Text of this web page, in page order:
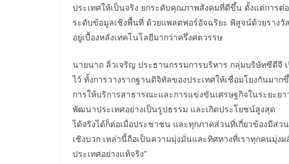
ประเทศให้เป็นจริง ยกระดับคุณภาพสังคมที่ดีขึ้น ตั้งแต่การ
ระดับข้อมูลเชิงพื้นที่ ด้วยแพลตฟอร์อัจฉริยะ พิสูจน์ด้วยราง
อยู่เบื้องหลังเทคโนโลยีมากว่าครึ่งศตวรรษ
นายนาถ ลิ่วเจริญ ประธานกรรมการบริหาร กลุ่มบริษัทซีดีจี
ไว้ ทั้งการวางรากฐานดิจิทัลของประเทศให้เชื่อมโยงกันม
การให้บริการสาธารณะและการแข่งขันเศรษฐกิจในระยะย
พัฒนาประเทศอย่างเป็นรูปธรรม และเกิดประโยชน์สูงสุด
ได้จริงได้ก็ต่อเมื่อประชาชน และทุกภาคส่วนที่เกี่ยวข้องมีส่ว
เชิงบวก เหล่านี้ถือเป็นความมุ่งมั่นและทิศทางที่เราทุกคนมุ่
ประเทศอย่างแท้จริง”